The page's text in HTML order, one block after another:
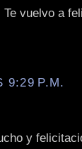
vuelvo a
9:29 P.M.
y